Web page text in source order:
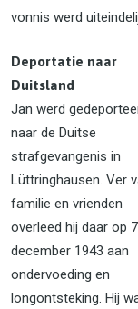
vonnis werd
Deportatie naar
Duitsland
Jan werd
naar de Duitse
strafgevangenis in
Lüttringhausen. Ver
familie en vrienden
overleed hij daar op 7
december 1943 aan
ondervoeding en
longontsteking. Hij